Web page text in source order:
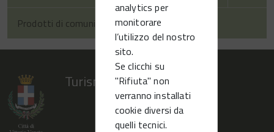
analytics per
monitorare
l’utilizzo del nostro
sito.
Se clicchi su
"Rifiuta" non
verranno installati
cookie diversi da
quelli tecnici.
Prodotti di comunicazione
Turismo Vittorio Veneto